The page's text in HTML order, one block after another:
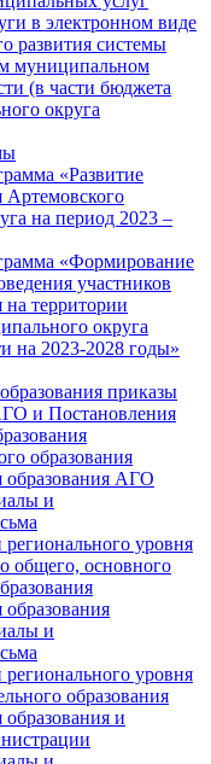
в электронном виде
развития системы
муниципальном
(в части бюджета
округа
«Развитие
Артемовского
на период 2023 –
«Формирование
участников
территории
округа
на 2023-2028 годы»
приказы
и Постановления
образования
образования АГО
и
уровня
общего, основного
и
уровня
образования
и